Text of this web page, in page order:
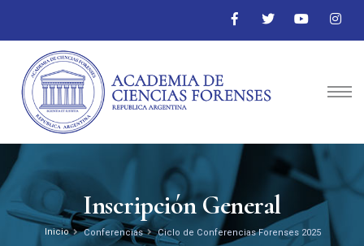
Inicio Conferencias
Ciclo de Conferencias Forenses 2025
Inscripción General